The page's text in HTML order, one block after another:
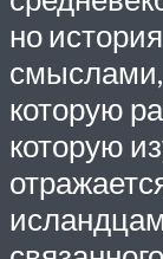
но
смыслами,
которую
которую